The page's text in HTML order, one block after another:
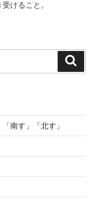
けること。
南す」「北す」